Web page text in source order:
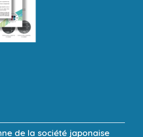
de la société japonaise